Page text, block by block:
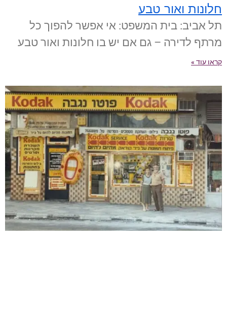
חלונות ואור טבע
תל אביב: בית המשפט: אי אפשר להפוך כל
מרתף לדירה – גם אם יש בו חלונות ואור טבע
קראו עוד »